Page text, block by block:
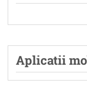
Aplicatii